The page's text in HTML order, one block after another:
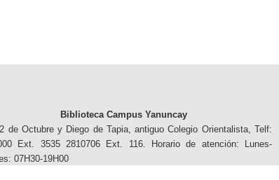
Biblioteca Campus Yanuncay
de Octubre y Diego de Tapia, antiguo Colegio Orientalista, Telf:
Ext. 3535 2810706 Ext. 116. Horario de atención: Lunes-
07H30-19H00